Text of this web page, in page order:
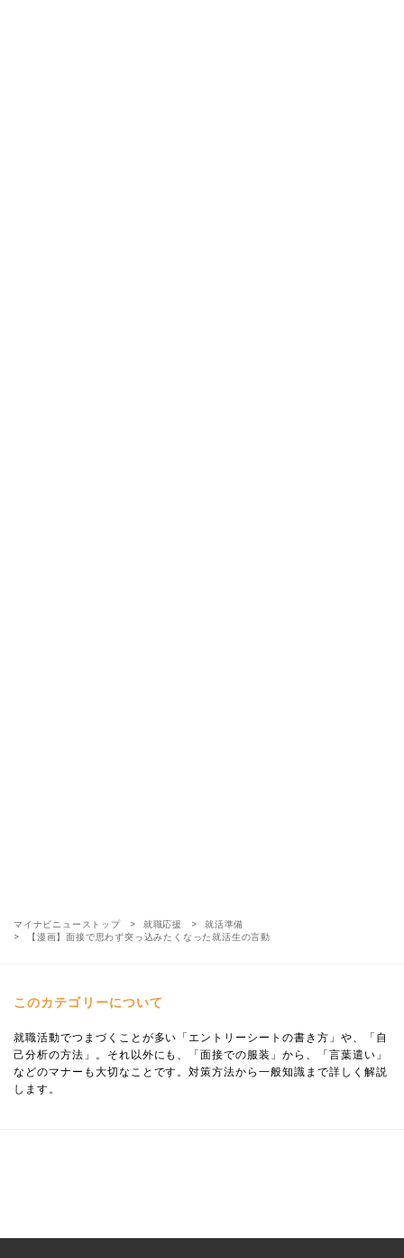
マイナビニューストップ 就職応援
就活準備
【漫画】面接で思わず突っ込みたくなった就活生の言動
このカテゴリーについて
就職活動でつまづくことが多い「エントリーシートの書き方」や、「自
己分析の方法」。それ以外にも、「面接での服装」から、「言葉遣い」
などのマナーも大切なことです。対策方法から一般知識まで詳しく解説
します。